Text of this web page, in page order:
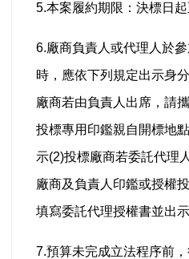
5.本案履約期限：決標日起
6.廠商負責人或代理人於
時，應依下列規定出示身
廠商若由負責人出席，請
投標專用印鑑親自開標地
示(2)投標廠商若委託代理
廠商及負責人印鑑或授權
填寫委託代理授權書並出示
7.預算未完成立法程序前